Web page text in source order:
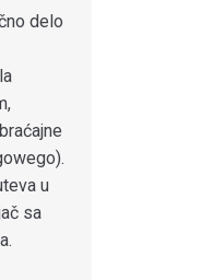
delo
u
sa